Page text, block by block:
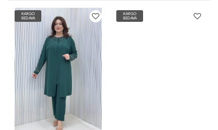
KARGO
BEDAVA
KARGO
BEDAVA